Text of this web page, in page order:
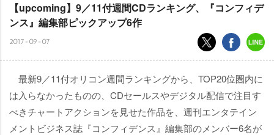
【upcoming】9／11付週間CDランキング、『コンフィデ
ンス』編集部ピックアップ6作
2017-09-07
最新9／11付オリコン週間ランキングから、TOP20位圏内に
は入らなかったものの、CDセールスやデジタル配信で注目す
べきチャートアクションを見せた作品を、週刊エンタテイン
メントビジネス誌『コンフィデンス』編集部のメンバー6名が